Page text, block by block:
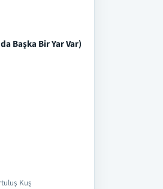
Başka Bir Yar Var)
Kuş